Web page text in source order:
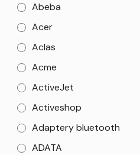
Abeba
Acer
Aclas
Acme
ActiveJet
Activeshop
Adaptery bluetooth
ADATA